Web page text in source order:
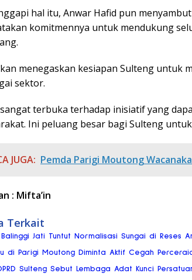
hal itu, Anwar Hafid pun
komitmennya untuk mendukung
menegaskan kesiapan Sulteng untuk
sektor.
sangat terbuka terhadap inisiatif yang
Ini peluang besar bagi Sulteng
JUGA: Pemda Parigi Moutong
: Mifta’in
Terkait
Jati Tuntut Normalisasi Sungai di Reses
di Parigi Moutong Diminta Aktif Cegah
Sulteng Sebut Lembaga Adat Kunci